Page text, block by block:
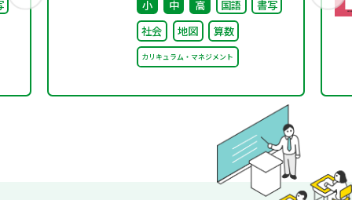
の論点整理を掲載しまし
た
小 中 高 国語
書写
社会
地図 算数
カリキュラム・マネジメント